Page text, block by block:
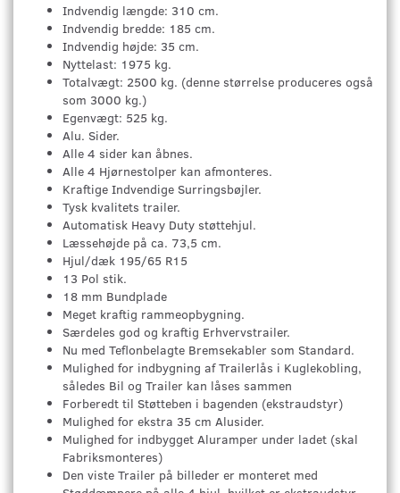
Indvendig længde: 310 cm.
Indvendig bredde: 185 cm.
Indvendig højde: 35 cm.
Nyttelast: 1975 kg.
Totalvægt: 2500 kg. (denne størrelse produceres også
som 3000 kg.)
Egenvægt: 525 kg.
Alu. Sider.
Alle 4 sider kan åbnes.
Alle 4 Hjørnestolper kan afmonteres.
Kraftige Indvendige Surringsbøjler.
Tysk kvalitets trailer.
Automatisk Heavy Duty støttehjul.
Læssehøjde på ca. 73,5 cm.
Hjul/dæk 195/65 R15
13 Pol stik.
18 mm Bundplade
Meget kraftig rammeopbygning.
Særdeles god og kraftig Erhvervstrailer.
Nu med Teflonbelagte Bremsekabler som Standard.
Mulighed for indbygning af Trailerlås i Kuglekobling,
således Bil og Trailer kan låses sammen
Forberedt til Støtteben i bagenden (ekstraudstyr)
Mulighed for ekstra 35 cm Alusider.
Mulighed for indbygget Aluramper under ladet (skal
Fabriksmonteres)
Den viste Trailer på billeder er monteret med